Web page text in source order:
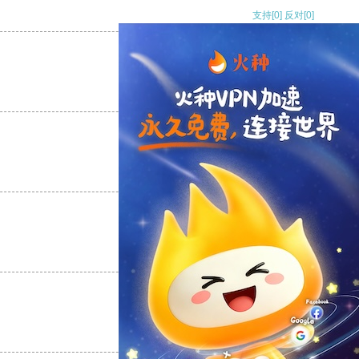
支持[0] 反对[0]
支持[0] 反对
支持
反对 [0]
支持[0] 反对[0]